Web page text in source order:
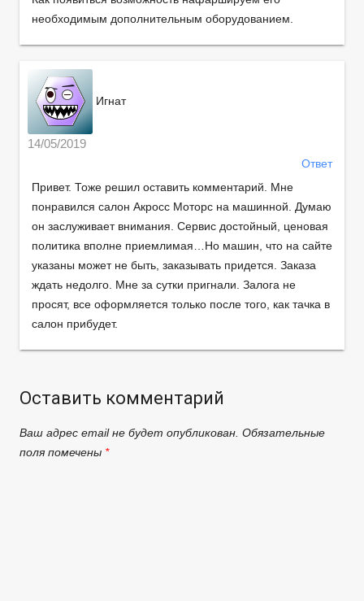
необходимым дополнительным оборудованием.
Игнат
14/05/2019
Ответ
Привет. Тоже решил оставить комментарий. Мне
понравился салон Акросс Моторс на машинной. Думаю
он заслуживает внимания. Сервис достойный, ценовая
политика вполне приемлимая…Но машин, что на сайте
указаны может не быть, заказывать придется. Заказа
ждать недолго. Мне за сутки пригнали. Залога не
просят, все оформляется только после того, как тачка в
салон прибудет.
Оставить комментарий
Ваш адрес email не будет опубликован. Обязательные
поля помечены *